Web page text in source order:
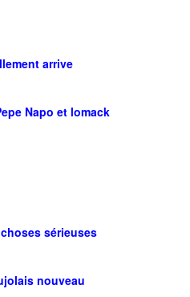
arrive
Napo et lomack
sérieuses
nouveau